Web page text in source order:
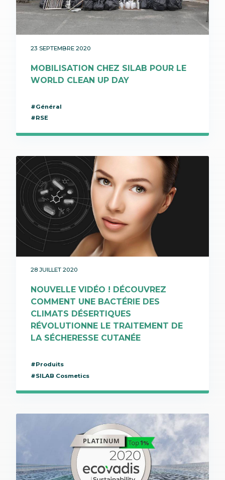
23 SEPTEMBRE 2020
MOBILISATION CHEZ SILAB POUR LE
WORLD CLEAN UP DAY
#Général
#RSE
28 JUILLET 2020
NOUVELLE VIDÉO ! DÉCOUVREZ
COMMENT UNE BACTÉRIE DES
CLIMATS DÉSERTIQUES
RÉVOLUTIONNE LE TRAITEMENT DE
LA SÉCHERESSE CUTANÉE
#Produits
#SILAB Cosmetics